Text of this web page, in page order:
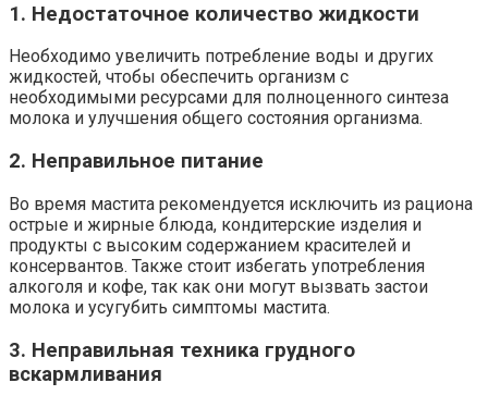
1. Недостаточное количество жидкости
Необходимо увеличить потребление воды и других
жидкостей, чтобы обеспечить организм с
необходимыми ресурсами для полноценного синтеза
молока и улучшения общего состояния организма.
2. Неправильное питание
Во время мастита рекомендуется исключить из рациона
острые и жирные блюда, кондитерские изделия и
продукты с высоким содержанием красителей и
консервантов. Также стоит избегать употребления
алкоголя и кофе, так как они могут вызвать застои
молока и усугубить симптомы мастита.
3. Неправильная техника грудного
вскармливания